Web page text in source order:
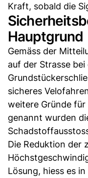
Kraft, sobald die
Hauptgrund
Gemäss der
auf der Strasse bei
sicheres
weitere Gründe
genannt wurden
Die Reduktion der
Lösung, hiess es